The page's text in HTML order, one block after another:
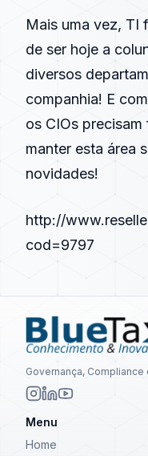
Mais uma vez, TI
de ser hoje a
diversos
companhia! E
os CIOs
manter esta área
novidades!
http://
cod=9797
Governança, Compliance
Menu
Home